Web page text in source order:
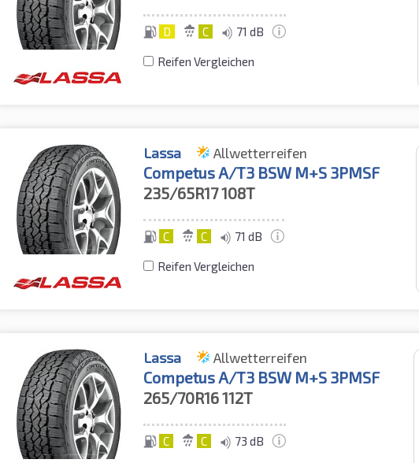
D C 71 dB
Reifen Vergleichen
Lassa Allwetterreifen
Competus A/T3 BSW M+S 3PMSF
235/65R17108T
C C 71 dB
Reifen Vergleichen
Lassa Allwetterreifen
Competus A/T3 BSW M+S 3PMSF
265/70R16112T
C C 73 dB